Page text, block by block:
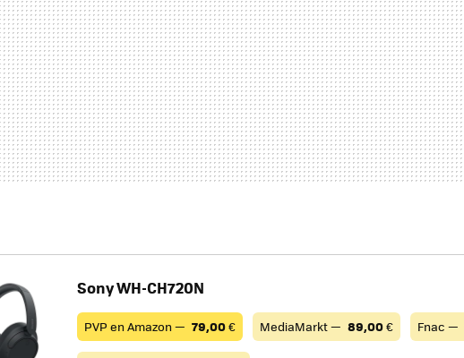
Sony WH-CH720N
PVP en Amazon — 79,00€ MediaMarkt — 89,00€ Fnac —